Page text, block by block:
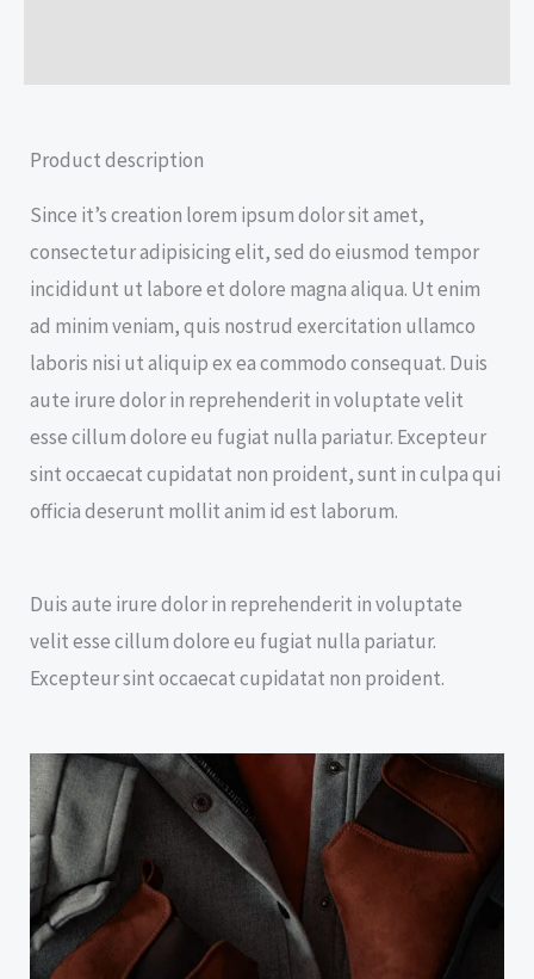
Product description
Since it’s creation lorem ipsum dolor sit amet,
consectetur adipisicing elit, sed do eiusmod tempor
incididunt ut labore et dolore magna aliqua. Ut enim
ad minim veniam, quis nostrud exercitation ullamco
laboris nisi ut aliquip ex ea commodo consequat. Duis
aute irure dolor in reprehenderit in voluptate velit
esse cillum dolore eu fugiat nulla pariatur. Excepteur
sint occaecat cupidatat non proident, sunt in culpa qui
officia deserunt mollit anim id est laborum.
Duis aute irure dolor in reprehenderit in voluptate
velit esse cillum dolore eu fugiat nulla pariatur.
Excepteur sint occaecat cupidatat non proident.